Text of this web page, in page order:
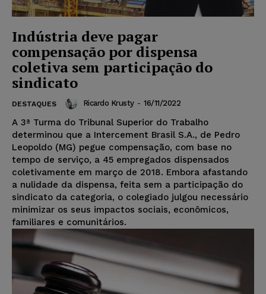
Indústria deve pagar
compensação por dispensa
coletiva sem participação do
sindicato
DESTAQUES Ricardo Krusty - 16/11/2022
A 3ª Turma do Tribunal Superior do Trabalho
determinou que a Intercement Brasil S.A., de Pedro
Leopoldo (MG) pegue compensação, com base no
tempo de serviço, a 45 empregados dispensados
coletivamente em março de 2018. Embora afastando
a nulidade da dispensa, feita sem a participação do
sindicato da categoria, o colegiado julgou necessário
minimizar os seus impactos sociais, econômicos,
familiares e comunitários.